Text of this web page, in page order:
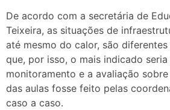
De acordo com a secretária de
Teixeira, as situações de
até mesmo do calor, são
que, por isso, o mais indicado seria
monitoramento e a avaliação
das aulas fosse feito pelas
caso a caso.